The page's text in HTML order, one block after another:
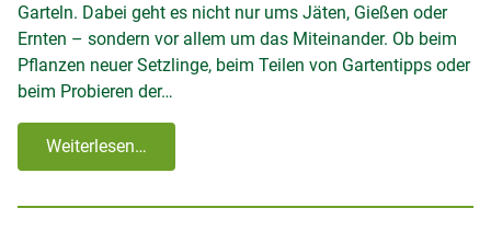
Garteln. Dabei geht es nicht nur ums Jäten, Gießen oder
Ernten – sondern vor allem um das Miteinander. Ob beim
Pflanzen neuer Setzlinge, beim Teilen von Gartentipps oder
beim Probieren der…
Weiterlesen…